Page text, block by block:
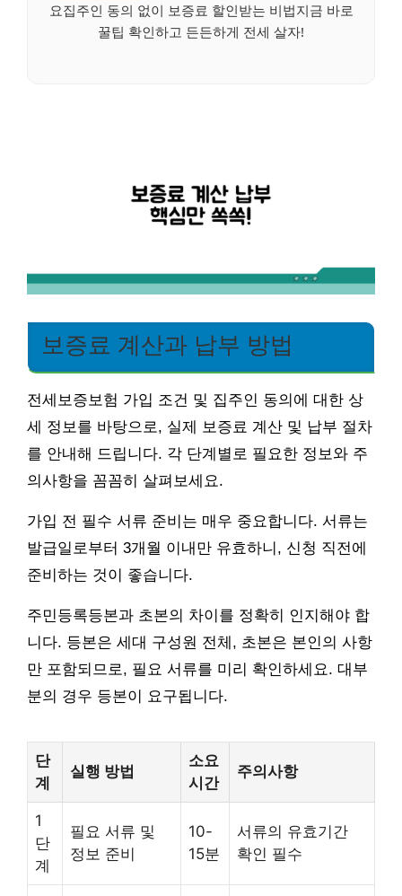
요집주인 동의 없이 보증료 할인받는 비법지금 바로
꿀팁 확인하고 든든하게 전세 살자!
보증료 계산과 납부 방법
전세보증보험 가입 조건 및 집주인 동의에 대한 상
세 정보를 바탕으로, 실제 보증료 계산 및 납부 절차
를 안내해 드립니다. 각 단계별로 필요한 정보와 주
의사항을 꼼꼼히 살펴보세요.
가입 전 필수 서류 준비는 매우 중요합니다. 서류는
발급일로부터 3개월 이내만 유효하니, 신청 직전에
준비하는 것이 좋습니다.
주민등록등본과 초본의 차이를 정확히 인지해야 합
니다. 등본은 세대 구성원 전체, 초본은 본인의 사항
만 포함되므로, 필요 서류를 미리 확인하세요. 대부
분의 경우 등본이 요구됩니다.
단
계
실행 방법
소요
시간
주의사항
1
단
계
필요 서류 및
정보 준비
10-
15분
서류의 유효기간
확인 필수